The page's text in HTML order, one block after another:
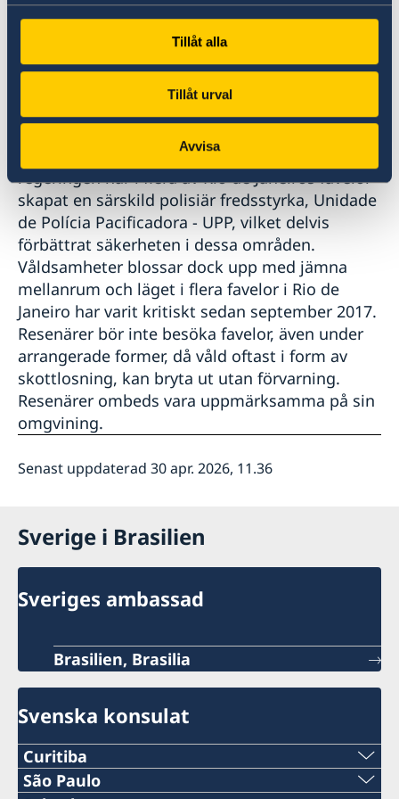
Tillåt alla
Tillåt urval
Avvisa
Dessa sedlar förlorar automatiskt sitt värde. Ta
alltid kvitto och kontakta genast bank eller
polis om något verkar misstänkt.
Favelas
Fattigdom och kriminalitet är mycket utbrett i
Brasiliens kåkstäder (favelas). Den brasilianska
regeringen har i flera av Rio de Janeiros favelor
skapat en särskild polisiär fredsstyrka, Unidade
de Polícia Pacificadora - UPP, vilket delvis
förbättrat säkerheten i dessa områden.
Våldsamheter blossar dock upp med jämna
mellanrum och läget i flera favelor i Rio de
Janeiro har varit kritiskt sedan september 2017.
Resenärer bör inte besöka favelor, även under
arrangerade former, då våld oftast i form av
skottlosning, kan bryta ut utan förvarning.
Resenärer ombeds vara uppmärksamma på sin
omgvining.
Senast uppdaterad 30 apr. 2026, 11.36
Sverige i Brasilien
Sveriges ambassad
Brasilien, Brasilia
Svenska konsulat
Curitiba
Tel:
São Paulo